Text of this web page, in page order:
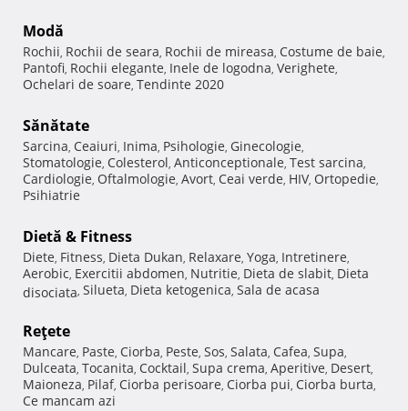
Modă
Rochii, Rochii de seara, Rochii de mireasa, Costume de baie,
Pantofi, Rochii elegante, Inele de logodna, Verighete,
Ochelari de soare, Tendinte 2020
Sănătate
Sarcina, Ceaiuri, Inima, Psihologie, Ginecologie,
Stomatologie, Colesterol, Anticonceptionale, Test sarcina,
Cardiologie, Oftalmologie, Avort, Ceai verde, HIV, Ortopedie,
Psihiatrie
Dietă & Fitness
Diete, Fitness, Dieta Dukan, Relaxare, Yoga, Intretinere,
Aerobic, Exercitii abdomen, Nutritie, Dieta de slabit, Dieta
disociata, Silueta, Dieta ketogenica, Sala de acasa
Reţete
Mancare, Paste, Ciorba, Peste, Sos, Salata, Cafea, Supa,
Dulceata, Tocanita, Cocktail, Supa crema, Aperitive, Desert,
Maioneza, Pilaf, Ciorba perisoare, Ciorba pui, Ciorba burta,
Ce mancam azi